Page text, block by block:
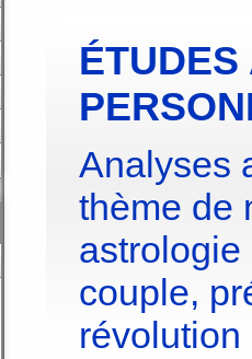
Analyses
thème de
couple,